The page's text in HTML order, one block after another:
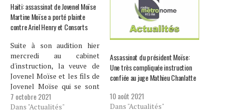
Haiti: assassinat de Jovenel Moïse
Martine Moïse a porté plainte
contre Ariel Henry et Consorts
Suite à son audition hier
mercredi au cabinet
d'instruction, la veuve de
Jovenel Moïse et les fils de
Jovenel Moïse qui se sont
portés partie civile dans ce
dossier ont déposé plainte
7 octobre 2021
Dans "Actualités"
Assassinat du président Moïse:
Une très compliquée instruction
confiée au juge Mathieu Chanlatte
10 août 2021
Dans "Actualités"